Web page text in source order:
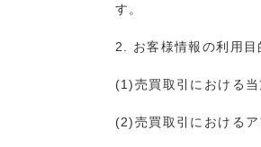
す。
2. お客様情報の利用目
(1)売買取引における当
(2)売買取引における